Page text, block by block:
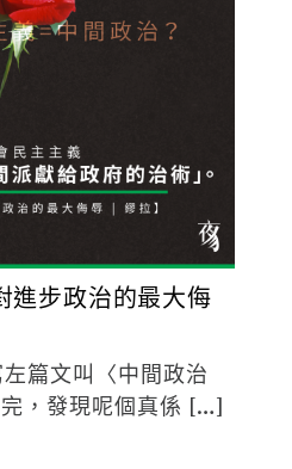
進步政治的最大侮
篇文叫〈中間政治
，發現呢個真係 […]